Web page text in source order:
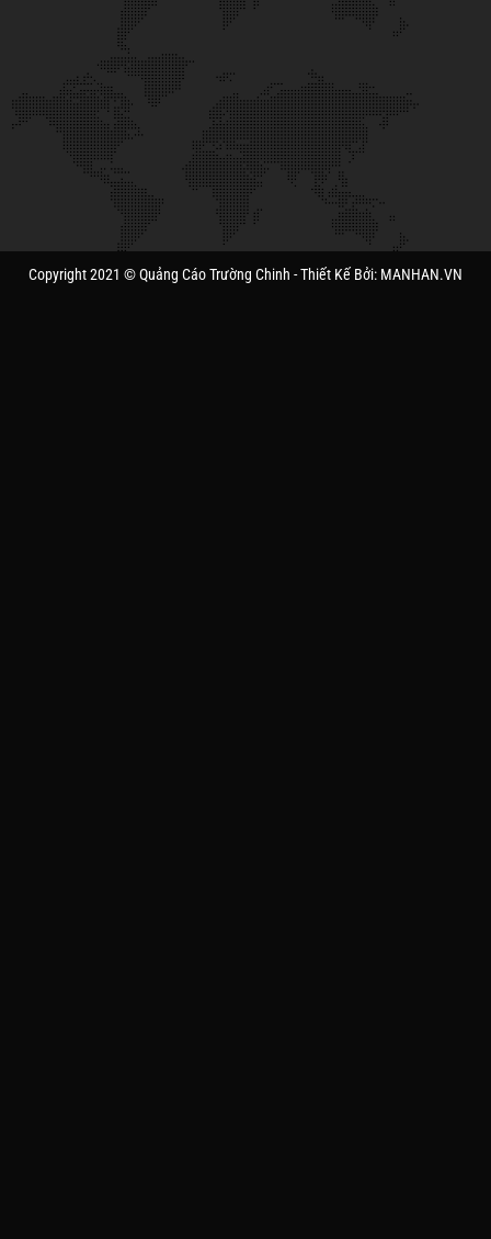
Copyright 2021 © Quảng Cáo Trường Chinh - Thiết Kế Bởi: MANHAN.VN